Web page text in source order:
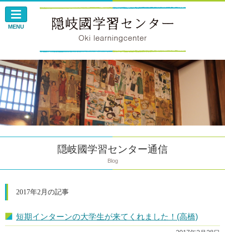
このページの本文へ
MENU
隠岐國学習センター通信
Blog
2017年2月の記事
短期インターンの大学生が来てくれました！(高橋)